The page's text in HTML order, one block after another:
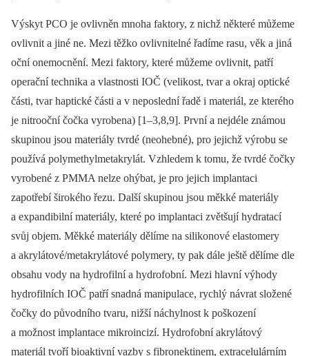
Výskyt PCO je ovlivněn mnoha faktory, z nichž některé můžeme
ovlivnit a jiné ne. Mezi těžko ovlivnitelné řadíme rasu, věk a jiná
oční onemocnění. Mezi faktory, které můžeme ovlivnit, patří
operační technika a vlastnosti IOČ (velikost, tvar a okraj optické
části, tvar haptické části a v neposlední řadě i materiál, ze kterého
je nitrooční čočka vyrobena) [1–3,8,9]. První a nejdéle známou
skupinou jsou materiály tvrdé (neohebné), pro jejichž výrobu se
používá polymethylmetakrylát. Vzhledem k tomu, že tvrdé čočky
vyrobené z PMMA nelze ohýbat, je pro jejich implantaci
zapotřebí širokého řezu. Další skupinou jsou měkké materiály
a expandibilní materiály, které po implantaci zvětšují hydratací
svůj objem. Měkké materiály dělíme na silikonové elastomery
a akrylátové/metakrylátové polymery, ty pak dále ještě dělíme dle
obsahu vody na hydrofilní a hydrofobní. Mezi hlavní výhody
hydrofilních IOČ patří snadná manipulace, rychlý návrat složené
čočky do původního tvaru, nižší náchylnost k poškození
a možnost implantace mikroincizí. Hydrofobní akrylátový
materiál tvoří bioaktivní vazby s fibronektinem, extracelulárním